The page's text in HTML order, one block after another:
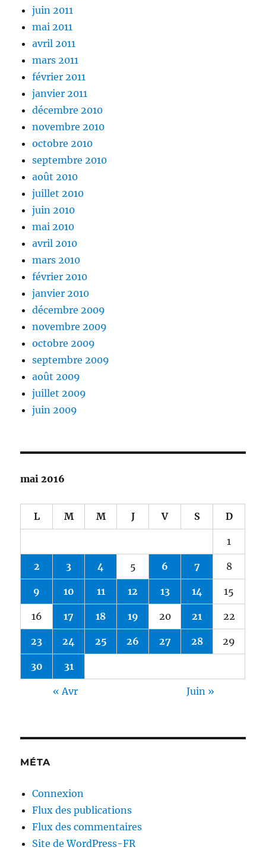
juin 2011
mai 2011
avril 2011
mars 2011
février 2011
janvier 2011
décembre 2010
novembre 2010
octobre 2010
septembre 2010
août 2010
juillet 2010
juin 2010
mai 2010
avril 2010
mars 2010
février 2010
janvier 2010
décembre 2009
novembre 2009
octobre 2009
septembre 2009
août 2009
juillet 2009
juin 2009
mai 2016
L M M J V S D
1
2 3 4 5 6 7 8
9 10 11 12 13 14 15
16 17 18 19 20 21 22
23 24 25 26 27 28 29
30 31
« Avr Juin »
MÉTA
Connexion
Flux des publications
Flux des commentaires
Site de WordPress-FR